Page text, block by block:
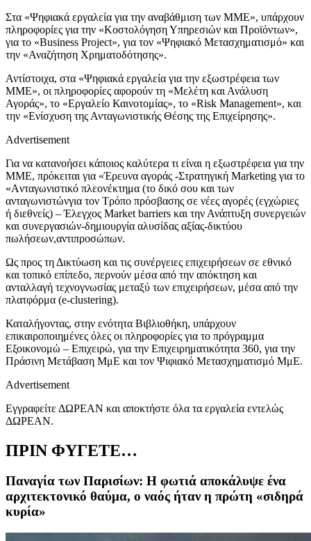
Στα «Ψηφιακά εργαλεία για την αναβάθμιση των ΜΜΕ», υπάρχουν
πληροφορίες για την «Κοστολόγηση Υπηρεσιών και Προϊόντων»,
για το «Business Project», για τον «Ψηφιακό Μετασχηματισμό» και
την «Αναζήτηση Χρηματοδότησης».
Αντίστοιχα, στα «Ψηφιακά εργαλεία για την εξωστρέφεια των
ΜΜΕ», οι πληροφορίες αφορούν τη «Μελέτη και Ανάλυση
Αγοράς», το «Εργαλείο Καινοτομίας», το «Risk Management», και
την «Ενίσχυση της Ανταγωνιστικής Θέσης της Επιχείρησης».
Advertisement
Για να κατανοήσει κάποιος καλύτερα τι είναι η εξωστρέφεια για την
ΜΜΕ, πρόκειται για «Έρευνα αγοράς -Στρατηγική Marketing για το
«Aνταγωνιστικό πλεονέκτημα (το δικό σου και των
ανταγωνιστώνγια τον Τρόπο πρόσβασης σε νέες αγορές (εγχώριες
ή διεθνείς) – Έλεγχος Market barriers και την Ανάπτυξη συνεργειών
και συνεργασιών-δημιουργία αλυσίδας αξίας-δικτύου
πωλήσεων,αντιπροσώπων.
Ως προς τη Δικτύωση και τις συνέργειες επιχειρήσεων σε εθνικό
και τοπικό επίπεδο, περνούν μέσα από την απόκτηση και
ανταλλαγή τεχνογνωσίας μεταξύ των επιχειρήσεων, μέσα από την
πλατφόρμα (e-clustering).
Καταλήγοντας, στην ενότητα Βιβλιοθήκη, υπάρχουν
επικαιροποιημένες όλες οι πληροφορίες για το πρόγραμμα
Εξοικονομώ – Επιχειρώ, για την Επιχειρηματικότητα 360, για την
Πράσινη Μετάβαση ΜμΕ και τον Ψιφιακό Μετασχηματισμό ΜμΕ.
Advertisement
Εγγραφείτε ΔΩΡΕΑΝ και αποκτήστε όλα τα εργαλεία εντελώς
ΔΩΡΕΑΝ.
ΠΡΙΝ ΦΥΓΕΤΕ…
Παναγία των Παρισίων: Η φωτιά αποκάλυψε ένα
αρχιτεκτονικό θαύμα, ο ναός ήταν η πρώτη «σιδηρά
κυρία»